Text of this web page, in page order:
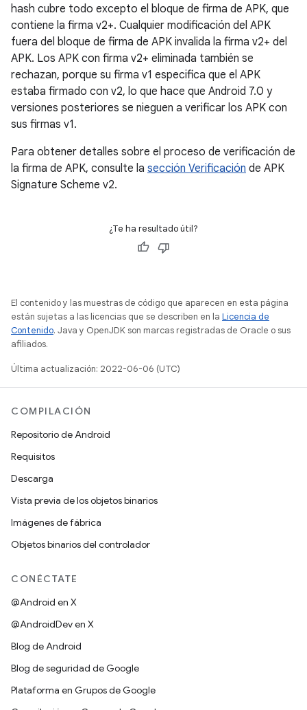
hash cubre todo excepto el bloque de firma de APK, que
contiene la firma v2+. Cualquier modificación del APK
fuera del bloque de firma de APK invalida la firma v2+ del
APK. Los APK con firma v2+ eliminada también se
rechazan, porque su firma v1 especifica que el APK
estaba firmado con v2, lo que hace que Android 7.0 y
versiones posteriores se nieguen a verificar los APK con
sus firmas v1.
Para obtener detalles sobre el proceso de verificación de
la firma de APK, consulte la sección Verificación de APK
Signature Scheme v2.
¿Te ha resultado útil?
El contenido y las muestras de código que aparecen en esta página
están sujetas a las licencias que se describen en la Licencia de
Contenido. Java y OpenJDK son marcas registradas de Oracle o sus
afiliados.
Última actualización: 2022-06-06 (UTC)
COMPILACIÓN
Repositorio de Android
Requisitos
Descarga
Vista previa de los objetos binarios
Imágenes de fábrica
Objetos binarios del controlador
CONÉCTATE
@Android en X
@AndroidDev en X
Blog de Android
Blog de seguridad de Google
Plataforma en Grupos de Google